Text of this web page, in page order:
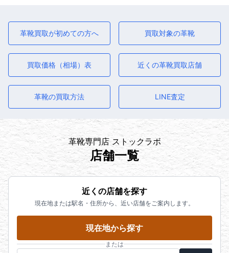
革靴買取が初めての方へ 買取対象の革靴
買取価格（相場）表 近くの革靴買取店舗
革靴の買取方法 LINE査定
革靴専門店 ストックラボ
店舗一覧
近くの店舗を探す
現在地または駅名・住所から、近い店舗をご案内します。
現在地から探す
または